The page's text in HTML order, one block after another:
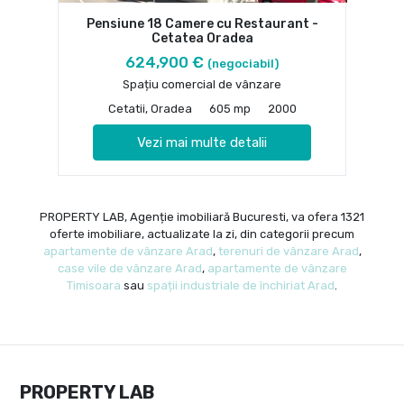
Pensiune 18 Camere cu Restaurant -
Cetatea Oradea
624,900 € (negociabil)
Spațiu comercial de vânzare
Cetatii, Oradea
605 mp 2000
Vezi mai multe detalii
PROPERTY LAB, Agenție imobiliară Bucuresti, va ofera 1321
oferte imobiliare, actualizate la zi, din categorii precum
apartamente de vânzare Arad, terenuri de vânzare Arad,
case vile de vânzare Arad, apartamente de vânzare
Timisoara sau spații industriale de închiriat Arad
PROPERTY LAB